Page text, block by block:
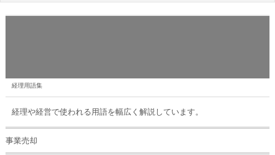
経理用語集
経理や経営で使われる用語を幅広く解説しています。
事業売却